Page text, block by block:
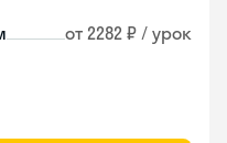
от 2282 ₽ / урок